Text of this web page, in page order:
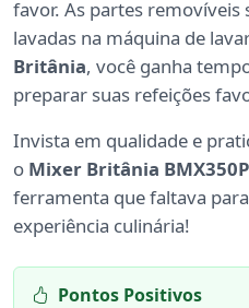
favor. As partes removíveis
lavadas na máquina de
Britânia, você ganha
preparar suas refeições
Invista em qualidade e
o Mixer Britânia
ferramenta que faltava
experiência culinária!
Pontos Positivos